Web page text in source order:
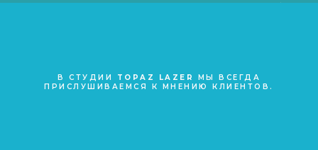
В СТУДИИ TOPAZ LAZER
МЫ ВСЕГДА
ПРИСЛУШИВАЕМСЯ К МНЕНИЮ КЛИЕНТОВ.